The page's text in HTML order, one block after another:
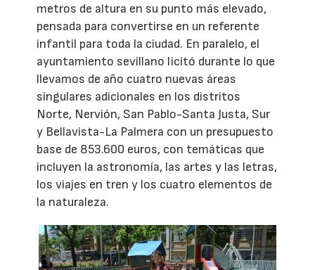
metros de altura en su punto más elevado,
pensada para convertirse en un referente
infantil para toda la ciudad. En paralelo, el
ayuntamiento sevillano licitó durante lo que
llevamos de año cuatro nuevas áreas
singulares adicionales en los distritos
Norte, Nervión, San Pablo-Santa Justa, Sur
y Bellavista-La Palmera con un presupuesto
base de 853.600 euros, con temáticas que
incluyen la astronomía, las artes y las letras,
los viajes en tren y los cuatro elementos de
la naturaleza.